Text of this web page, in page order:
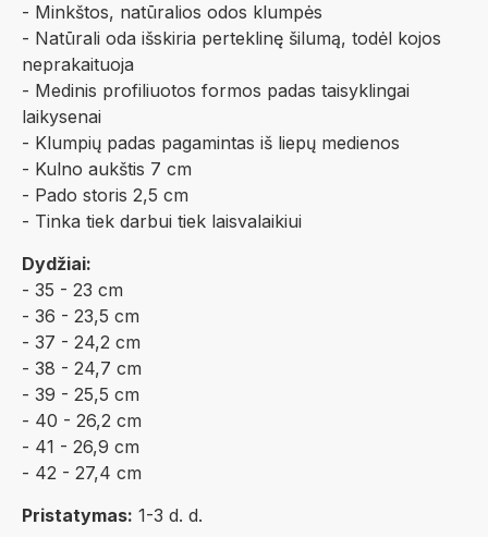
- Minkštos, natūralios odos klumpės
- Natūrali oda išskiria perteklinę šilumą, todėl kojos
neprakaituoja
- Medinis profiliuotos formos padas taisyklingai
laikysenai
- Klumpių padas pagamintas iš liepų medienos
- Kulno aukštis 7 cm
- Pado storis 2,5 cm
- Tinka tiek darbui tiek laisvalaikiui
Dydžiai:
- 35 - 23 cm
- 36 - 23,5 cm
- 37 - 24,2 cm
- 38 - 24,7 cm
- 39 - 25,5 cm
- 40 - 26,2 cm
- 41 - 26,9 cm
- 42 - 27,4 cm
Pristatymas: 1-3 d. d.